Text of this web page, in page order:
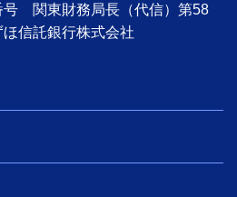
関東財務局長（代信）第58
信託銀行株式会社